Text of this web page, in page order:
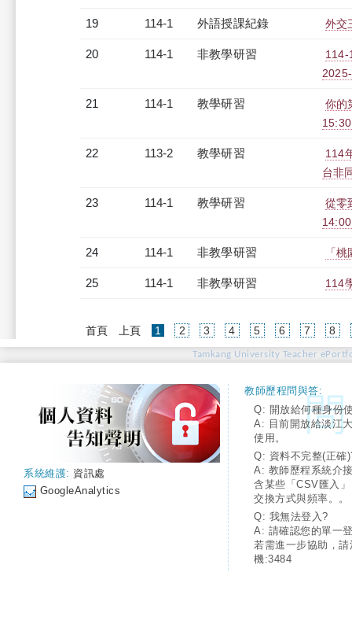
19 114-1 外語授課紀錄 外交
20 114-1 非教學研習
114-
21 114-1 教學研習
你的
22 113-2 教學研習
114
台非
23 114-1 教學研習
從零
24 114-1 非教學研習 「
25 114-1 非教學研習 114
首頁 上頁 1 (current)
2 3 4 5 6 7 8
Tamkang University Teacher
系統維護: 資訊處
GoogleAnalytics
教師歷程問與答:
Q: 開放給何種身份
A: 目前開放給淡江
使用。
Q: 資料不完整(正確
A: 教師歷程系統介
含某些「CSV匯入
交換方式與頻率。。
Q: 我無法登入?
A: 請確認您的單一
若需進一步協助，
機:3484